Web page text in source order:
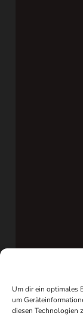
Um dir ein optimales
um
diesen Technologien